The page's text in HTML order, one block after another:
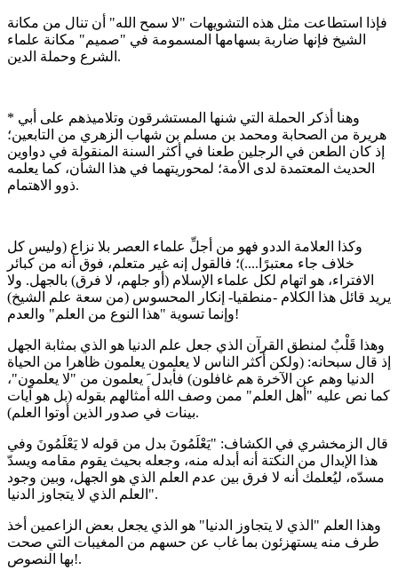
فإذا استطاعت مثل هذه التشويهات "لا سمح الله" أن تنال من مكانة
الشيخ فإنها ضاربة بسهامها المسمومة في "صميم" مكانة علماء
الشرع وحملة الدين.
* وهنا أذكر الحملة التي شنها المستشرقون وتلاميذهم على أبي
هريرة من الصحابة ومحمد بن مسلم بن شهاب الزهري من التابعين؛
إذ كان الطعن في الرجلين طعنا في أكثر السنة المنقولة في دواوين
الحديث المعتمدة لدى الأمة؛ لمحوريتهما في هذا الشأن، كما يعلمه
ذوو الاهتمام.
وكذا العلامة الددو فهو من أجلِّ علماء العصر بلا نزاع (وليس كل
خلاف جاء معتبرًا....)؛ فالقول إنه غير متعلم، فوق أنه من كبائر
الافتراء، هو اتهام لكل علماء الإسلام (أو جلهم، لا فرق) بالجهل. ولا
يريد قائل هذا الكلام -منطقيا- إنكار المحسوس (من سعة علم الشيخ)
وإنما تسوية "هذا النوع من العلم" والعدم!
وهذا قَلْبٌ لمنطق القرآن الذي جعل علم الدنيا هو الذي بمثابة الجهل
إذ قال سبحانه: (ولكن أكثر الناس لا يعلمون يعلمون ظاهرا من الحياة
الدنيا وهم عن الآخرة هم غافلون) فأبدل َ يعلمون من "لا يعلمون"،
كما نص عليه "أهل العلم" ممن وصف الله أمثالهم بقوله (بل هو آيات
بينات في صدور الذين أوتوا العلم).
قال الزمخشري في الكشاف: "يَعْلَمُونَ بدل من قوله لا يَعْلَمُونَ وفي
هذا الإبدال من النكتة أنه أبدله منه، وجعله بحيث يقوم مقامه ويسدّ
مسدّه، ليُعلمك أنه لا فرق بين عدم العلم الذي هو الجهل، وبين وجود
العلم الذي لا يتجاوز الدنيا".
وهذا العلم "الذي لا يتجاوز الدنيا" هو الذي يجعل بعض الزاعمين أخذ
طرف منه يستهزئون بما غاب عن حسهم من المغيبات التي صحت
بها النصوص!.